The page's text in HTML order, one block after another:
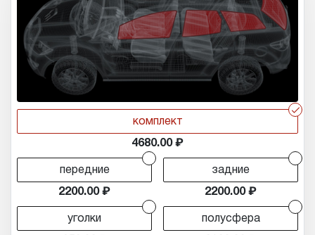
r
комплект
4680.00
передние
2200.00
задние
2200.00
уголки полусфера